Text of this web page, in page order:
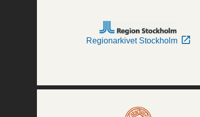
Regionarkivet Stockholm